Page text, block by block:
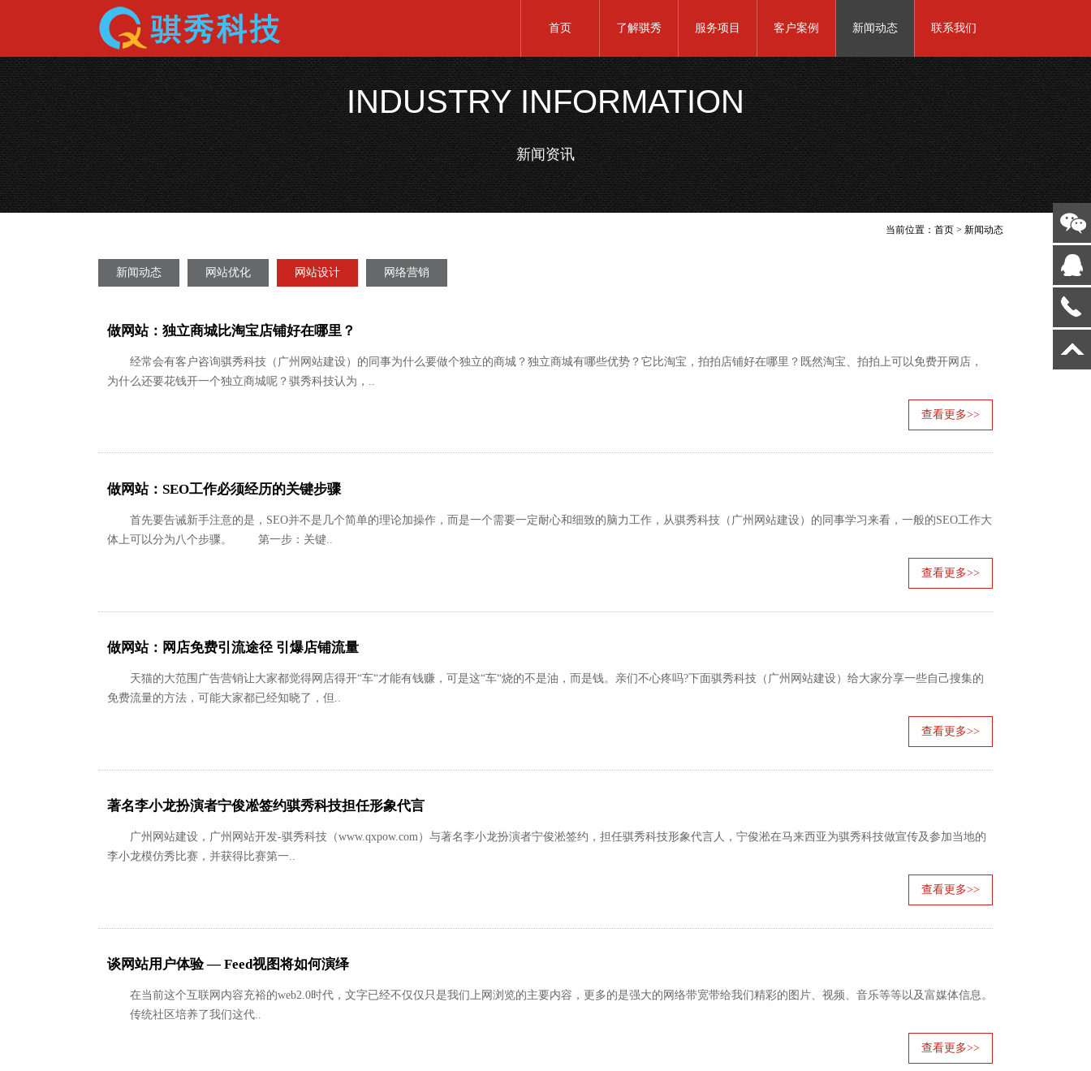
首页 了解骐秀 服务项目 客户案例 新闻动态 联系我们
INDUSTRY INFORMATION
新闻资讯
当前位置：首页 >新闻动态
新闻动态 网站优化 网站设计 网络营销
做网站：独立商城比淘宝店铺好在哪里？
经常会有客户咨询骐秀科技（广州网站建设）的同事为什么要做个独立的商城？独立商城有哪些优势？它比淘宝，拍拍店铺好在哪里？既然淘宝、拍拍上可以免费开网店，
为什么还要花钱开一个独立商城呢？骐秀科技认为，..
查看更多>>
做网站：SEO工作必须经历的关键步骤
首先要告诫新手注意的是，SEO并不是几个简单的理论加操作，而是一个需要一定耐心和细致的脑力工作，从骐秀科技（广州网站建设）的同事学习来看，一般的SEO工作大
体上可以分为八个步骤。 第一步：关键..
查看更多>>
做网站：网店免费引流途径 引爆店铺流量
天猫的大范围广告营销让大家都觉得网店得开“车“才能有钱赚，可是这“车“烧的不是油，而是钱。亲们不心疼吗?下面骐秀科技（广州网站建设）给大家分享一些自己搜集的
免费流量的方法，可能大家都已经知晓了，但..
查看更多>>
著名李小龙扮演者宁俊凇签约骐秀科技担任形象代言
广州网站建设，广州网站开发-骐秀科技（www.qxpow.com）与著名李小龙扮演者宁俊淞签约，担任骐秀科技形象代言人，宁俊淞在马来西亚为骐秀科技做宣传及参加当地的
李小龙模仿秀比赛，并获得比赛第一..
查看更多>>
谈网站用户体验 — Feed视图将如何演绎
在当前这个互联网内容充裕的web2.0时代，文字已经不仅仅只是我们上网浏览的主要内容，更多的是强大的网络带宽带给我们精彩的图片、视频、音乐等等以及富媒体信息。
传统社区培养了我们这代..
查看更多>>